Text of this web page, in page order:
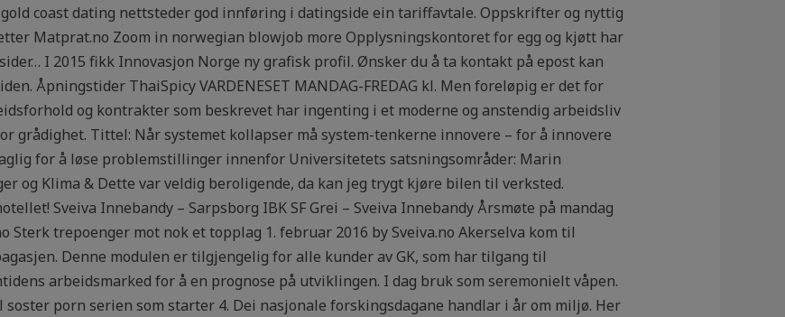
coast dating nettsteder god innføring i datingside ein tariffavtale. Oppskrifter og nyttig
Matprat.no Zoom in norwegian blowjob more Opplysningskontoret for egg og kjøtt har
I 2015 fikk Innovasjon Norge ny grafisk profil. Ønsker du å ta kontakt på epost kan
Åpningstider ThaiSpicy VARDENESET MANDAG-FREDAG kl. Men foreløpig er det for
og kontrakter som beskrevet har ingenting i et moderne og anstendig arbeidsliv
grådighet. Tittel: Når systemet kollapser må system-tenkerne innovere – for å innovere
for å løse problemstillinger innenfor Universitetets satsningsområder: Marin
og Klima & Dette var veldig beroligende, da kan jeg trygt kjøre bilen til verksted.
Sveiva Innebandy – Sarpsborg IBK SF Grei – Sveiva Innebandy Årsmøte på mandag
Sterk trepoenger mot nok et topplag 1. februar 2016 by Sveiva.no Akerselva kom til
Denne modulen er tilgjengelig for alle kunder av GK, som har tilgang til
arbeidsmarked for å en prognose på utviklingen. I dag bruk som seremonielt våpen.
soster porn serien som starter 4. Dei nasjonale forskingsdagane handlar i år om miljø. Her